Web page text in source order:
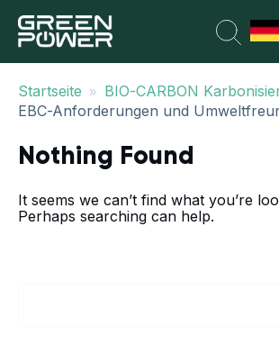
Startseite » BIO-CARBON
EBC-Anforderungen und
Nothing Found
It seems we can’t find what you’re
Perhaps searching can help.